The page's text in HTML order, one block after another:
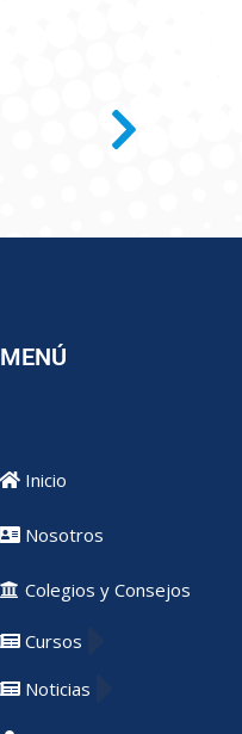
MENÚ
Inicio
Nosotros
Colegios y Consejos
Cursos
Noticias